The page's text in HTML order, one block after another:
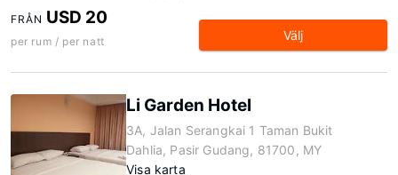
FRÅN USD 20
per rum / per natt Välj
Li Garden Hotel
3A, Jalan Serangkai 1 Taman Bukit
Dahlia, Pasir Gudang, 81700, MY
Visa karta